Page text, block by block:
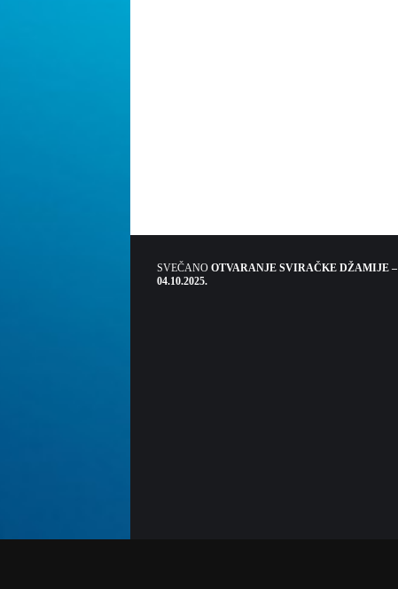
SVEČANO OTVARANJE SVIRAČKE DŽAMIJE –
04.10.2025.